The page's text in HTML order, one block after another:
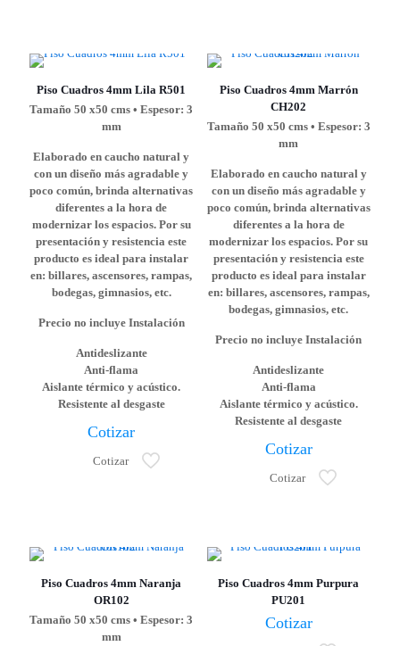
Piso Cuadros 4mm Lila R501
Tamaño 50 x50 cms • Espesor: 3
mm
Elaborado en caucho natural y
con un diseño más agradable y
poco común, brinda alternativas
diferentes a la hora de
modernizar los espacios. Por su
presentación y resistencia este
producto es ideal para instalar
en: billares, ascensores, rampas,
bodegas, gimnasios, etc.
Precio no incluye Instalación
Antideslizante
Anti-flama
Aislante térmico y acústico.
Resistente al desgaste
Cotizar
Cotizar
Piso Cuadros 4mm Marrón
CH202
Tamaño 50 x50 cms • Espesor: 3
mm
Elaborado en caucho natural y
con un diseño más agradable y
poco común, brinda alternativas
diferentes a la hora de
modernizar los espacios. Por su
presentación y resistencia este
producto es ideal para instalar
en: billares, ascensores, rampas,
bodegas, gimnasios, etc.
Precio no incluye Instalación
Antideslizante
Anti-flama
Aislante térmico y acústico.
Resistente al desgaste
Cotizar
Cotizar
Piso Cuadros 4mm Naranja
OR102
Tamaño 50 x50 cms • Espesor: 3
mm
Piso Cuadros 4mm Purpura
PU201
Cotizar